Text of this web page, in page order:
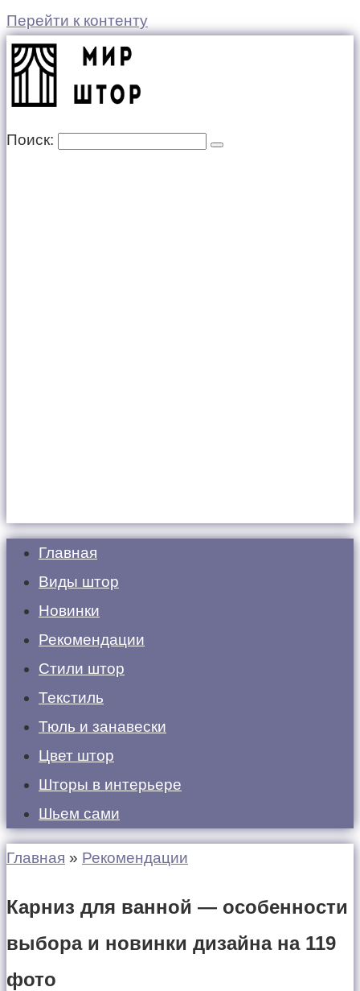
Перейти к контенту
Поиск:
Главная
Виды штор
Новинки
Рекомендации
Стили штор
Текстиль
Тюль и занавески
Цвет штор
Шторы в интерьере
Шьем сами
Главная » Рекомендации
Карниз для ванной — особенности
выбора и новинки дизайна на 119
фото